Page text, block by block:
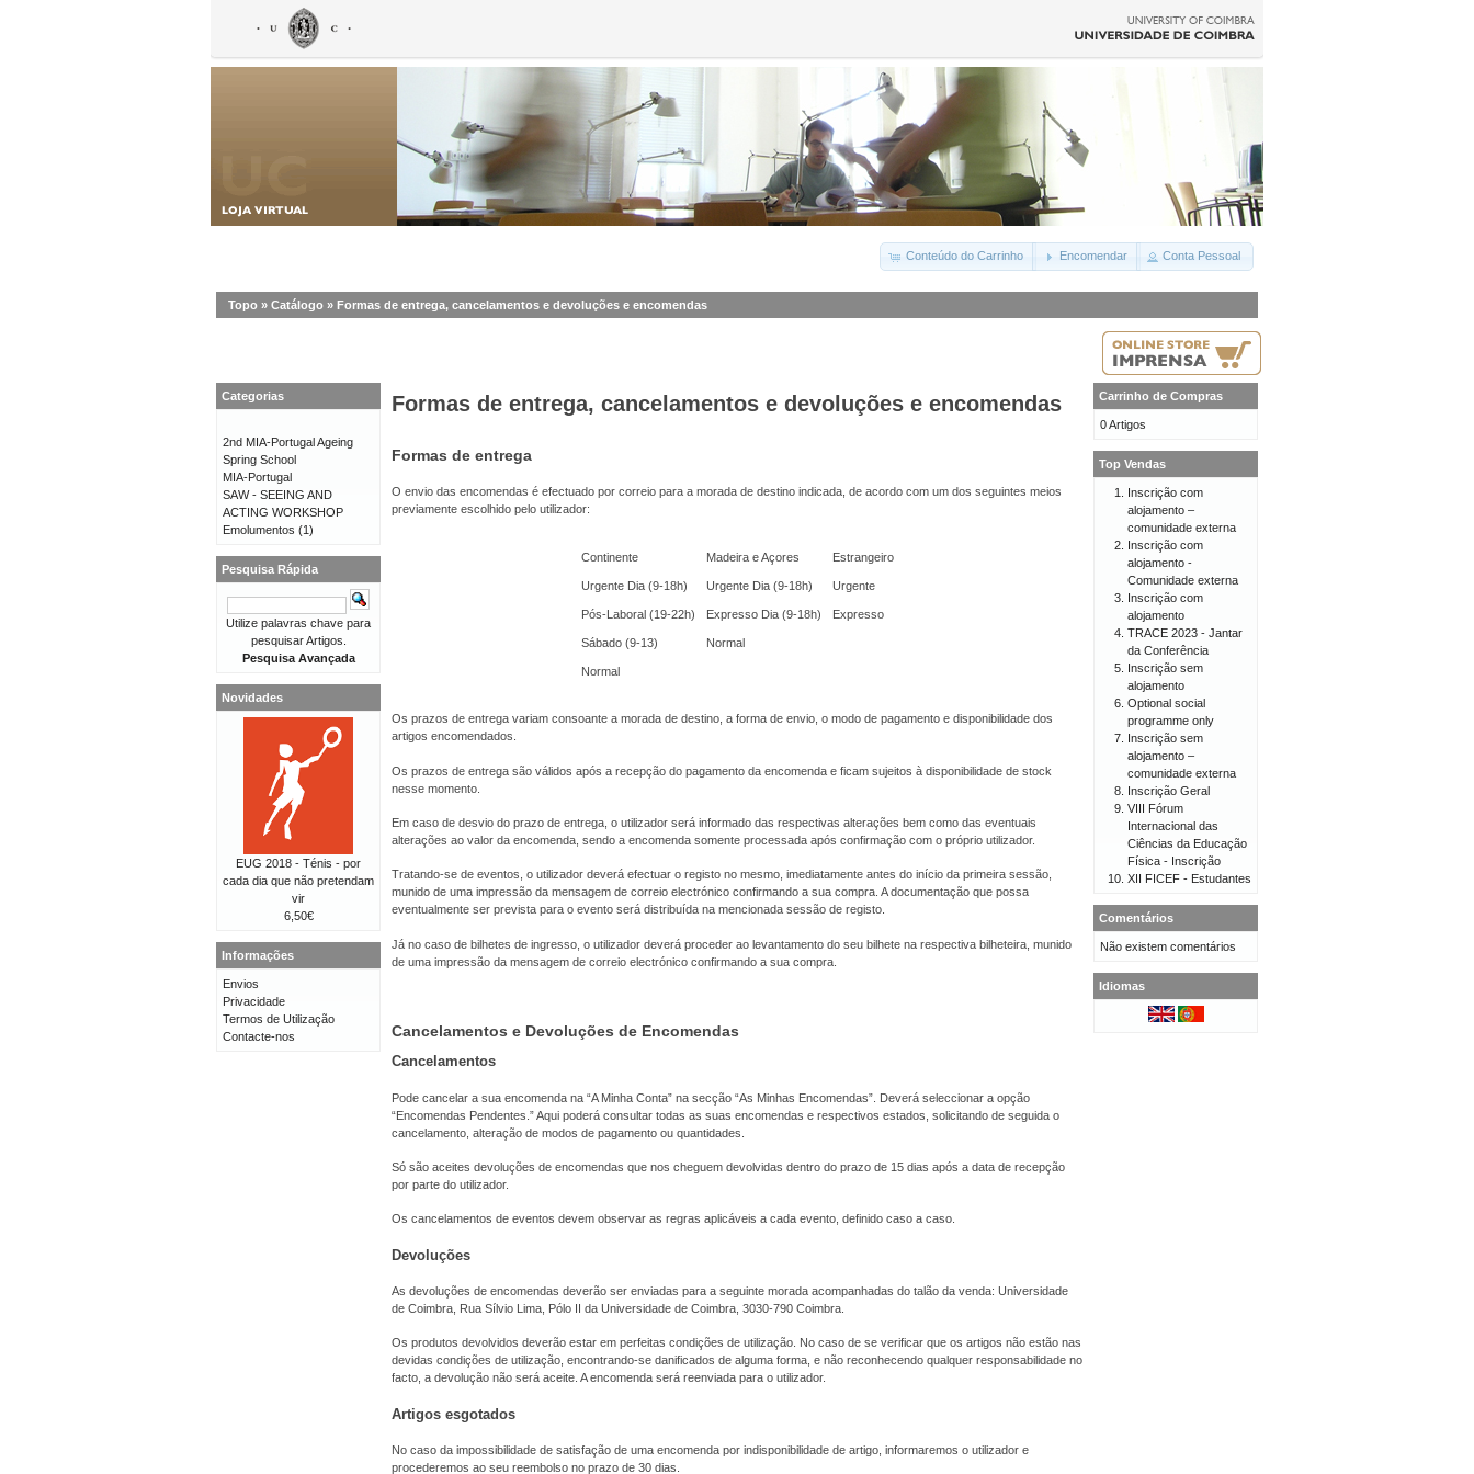
Conteúdo do Carrinho Encomendar Conta Pessoal
Topo » Catálogo » Formas de entrega, cancelamentos e devoluções e encomendas
Formas de entrega, cancelamentos e devoluções e encomendas
Formas de entrega
O envio das encomendas é efectuado por correio para a morada de destino indicada, de acordo com um dos seguintes meios
previamente escolhido pelo utilizador:
Continente Madeira e Açores Estrangeiro
Urgente Dia (9-18h) Urgente Dia (9-18h) Urgente
Pós-Laboral (19-22h) Expresso Dia (9-18h) Expresso
Sábado (9-13) Normal
Normal
Os prazos de entrega variam consoante a morada de destino, a forma de envio, o modo de pagamento e disponibilidade dos
artigos encomendados.
Os prazos de entrega são válidos após a recepção do pagamento da encomenda e ficam sujeitos à disponibilidade de stock
nesse momento.
Em caso de desvio do prazo de entrega, o utilizador será informado das respectivas alterações bem como das eventuais
alterações ao valor da encomenda, sendo a encomenda somente processada após confirmação com o próprio utilizador.
Tratando-se de eventos, o utilizador deverá efectuar o registo no mesmo, imediatamente antes do início da primeira sessão,
munido de uma impressão da mensagem de correio electrónico confirmando a sua compra. A documentação que possa
eventualmente ser prevista para o evento será distribuída na mencionada sessão de registo.
Já no caso de bilhetes de ingresso, o utilizador deverá proceder ao levantamento do seu bilhete na respectiva bilheteira, munido
de uma impressão da mensagem de correio electrónico confirmando a sua compra.
Cancelamentos e Devoluções de Encomendas
Cancelamentos
Pode cancelar a sua encomenda na “A Minha Conta” na secção “As Minhas Encomendas”. Deverá seleccionar a opção
“Encomendas Pendentes.” Aqui poderá consultar todas as suas encomendas e respectivos estados, solicitando de seguida o
cancelamento, alteração de modos de pagamento ou quantidades.
Só são aceites devoluções de encomendas que nos cheguem devolvidas dentro do prazo de 15 dias após a data de recepção
por parte do utilizador.
Os cancelamentos de eventos devem observar as regras aplicáveis a cada evento, definido caso a caso.
Devoluções
As devoluções de encomendas deverão ser enviadas para a seguinte morada acompanhadas do talão da venda: Universidade
de Coimbra, Rua Sílvio Lima, Pólo II da Universidade de Coimbra, 3030-790 Coimbra.
Os produtos devolvidos deverão estar em perfeitas condições de utilização. No caso de se verificar que os artigos não estão nas
devidas condições de utilização, encontrando-se danificados de alguma forma, e não reconhecendo qualquer responsabilidade no
facto, a devolução não será aceite. A encomenda será reenviada para o utilizador.
Artigos esgotados
No caso da impossibilidade de satisfação de uma encomenda por indisponibilidade de artigo, informaremos o utilizador e
procederemos ao seu reembolso no prazo de 30 dias.
Categorias
2nd MIA-Portugal Ageing
Spring School
MIA-Portugal
SAW - SEEING AND
ACTING WORKSHOP
Emolumentos (1)
Pesquisa Rápida
Utilize palavras chave para
pesquisar Artigos.
Pesquisa Avançada
Novidades
EUG 2018 - Ténis - por
cada dia que não pretendam
vir
6,50€
Informações
Envios
Privacidade
Termos de Utilização
Contacte-nos
Carrinho de Compras
0 Artigos
Top Vendas
Inscrição com
alojamento –
comunidade externa
Inscrição com
alojamento -
Comunidade externa
Inscrição com
alojamento
TRACE 2023 - Jantar
da Conferência
Inscrição sem
alojamento
Optional social
programme only
Inscrição sem
alojamento –
comunidade externa
Inscrição Geral
VIII Fórum
Internacional das
Ciências da Educação
Física - Inscrição
XII FICEF - Estudantes
Comentários
Não existem comentários
Idiomas